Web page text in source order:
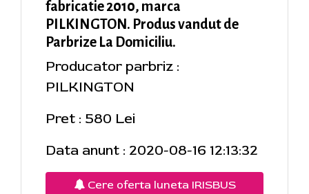
fabricatie 2010, marca
PILKINGTON. Produs vandut de
Parbrize La Domiciliu.
Producator parbriz :
PILKINGTON
Pret : 580 Lei
Data anunt : 2020-08-16 12:13:32
Cere oferta luneta IRISBUS